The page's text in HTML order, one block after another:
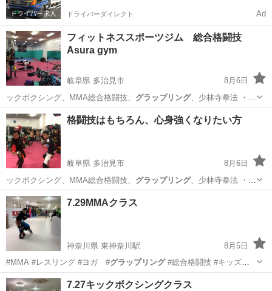
ドライバーダイレクト Ad
フィットネススポーツジム 総合格闘技
Asura gym
岐阜県 多治見市
8月6日
ックボクシング、MMA総合格闘技、 グラップリング、少林寺拳法 ・各
種武具の貸し出…
岐阜 多治見市 空手/他格闘技 総合格闘技
格闘技はもちろん、心身強くなりたい方
岐阜県 多治見市
8月6日
ックボクシング、MMA総合格闘技、 グラップリング、少林寺拳法 ・各
種武具の貸し出…
岐阜 多治見市 空手/他格闘技
7.29MMAクラス
神奈川県 東神奈川駅
8月5日
#MMA #レスリング #ヨガ #グラップリング#総合格闘技 #キッズレ
スリン…
神奈川 横浜市 東神奈川駅 空手/他格闘技
7.27キックボクシングクラス